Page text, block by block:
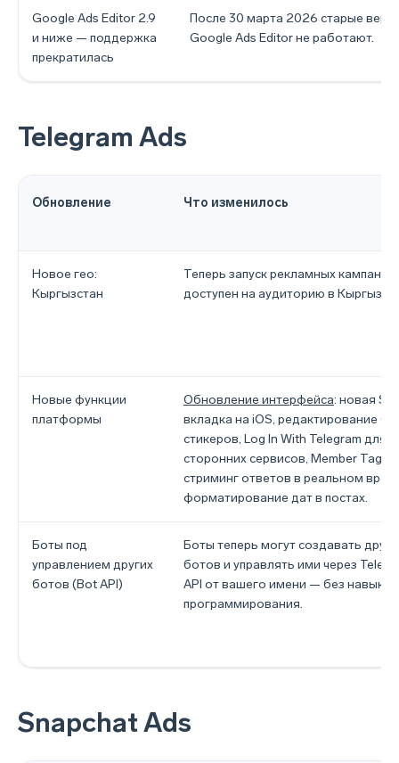
Google Ads Editor 2.9
и ниже — поддержка
прекратилась
После 30 марта 2026 старые
Google Ads Editor не работают.
Telegram Ads
Обновление Что изменилось
Новое гео:
Кыргызстан
Теперь запуск рекламных кампаний
доступен на аудиторию в
Новые функции
платформы
Обновление интерфейса: новая
вкладка на iOS, редактирование
стикеров, Log In With Telegram для
сторонних сервисов, Member Tags,
стриминг ответов в реальном
форматирование дат в постах.
Боты под
управлением других
ботов (Bot API)
Боты теперь могут создавать
ботов и управлять ими через
API от вашего имени — без навыков
программирования.
Snapchat Ads